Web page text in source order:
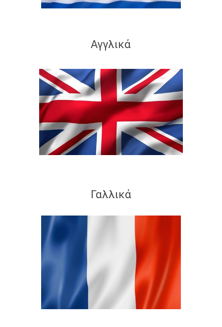
Αγγλικά
Γαλλικά